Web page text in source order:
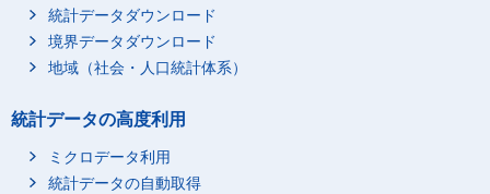
統計データダウンロード
境界データダウンロード
地域（社会・人口統計体系）
統計データの高度利用
ミクロデータ利用
統計データの自動取得